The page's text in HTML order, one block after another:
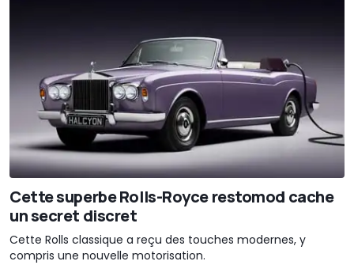
Cette superbe Rolls-Royce restomod cache
un secret discret
Cette Rolls classique a reçu des touches modernes, y
compris une nouvelle motorisation.